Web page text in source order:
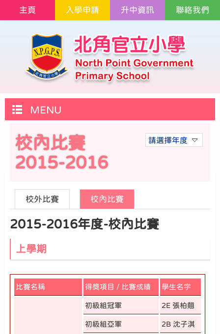
主頁 入學申請 升中資訊 聯絡我們
MENU
請選擇年度
校內比賽
2015-2016
校外比賽 校內比賽
2015-2016年度-校內比賽
上學期
比賽名稱 得獎項目 / 比賽成績 學生名字
初級組冠軍 2E 張柏翹
初級組亞軍 2B 沈子淇